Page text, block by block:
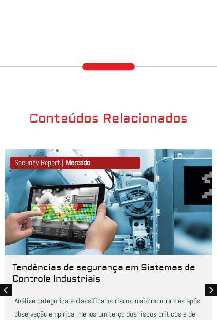
Conteúdos Relacionados
Security Report | Mercado
Tendências de segurança em Sistemas de
Controle Industriais
Análise categoriza e classifica os riscos mais recorrentes após
observação empírica; menos um terço dos riscos críticos e de